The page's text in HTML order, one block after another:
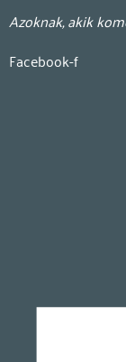
Azoknak, akik
Facebook-f